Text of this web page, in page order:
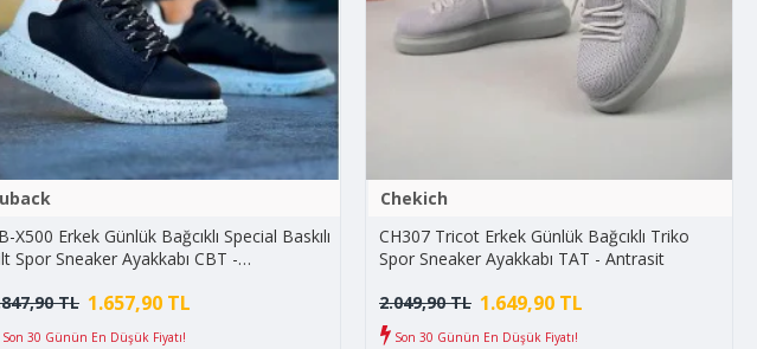
X500 Erkek Günlük Bağcıklı Special Baskılı
Spor Sneaker Ayakkabı CBT -
1.657,90 TL
TL
Son 30 Günün En Düşük Fiyatı!
Chekich
CH307 Tricot Erkek Günlük Bağcıklı Triko
Spor Sneaker Ayakkabı TAT - Antrasit
1.649,90 TL
2.049,90 TL
Son 30 Günün En Düşük Fiyatı!